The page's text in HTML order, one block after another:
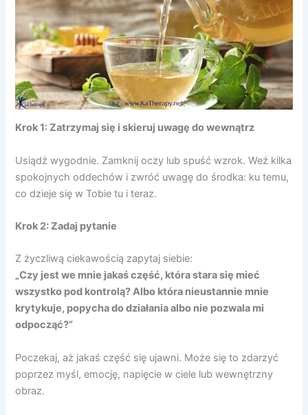
Krok 1: Zatrzymaj się i skieruj uwagę do wewnątrz
Usiądź wygodnie. Zamknij oczy lub spuść wzrok. Weź kilka
spokojnych oddechów i zwróć uwagę do środka: ku temu,
co dzieje się w Tobie tu i teraz.
Krok 2: Zadaj pytanie
Z życzliwą ciekawością zapytaj siebie:
„Czy jest we mnie jakaś część, która stara się mieć
wszystko pod kontrolą? Albo która nieustannie mnie
krytykuje, popycha do działania albo nie pozwala mi
odpocząć?”
Poczekaj, aż jakaś część się ujawni. Może się to zdarzyć
poprzez myśl, emocję, napięcie w ciele lub wewnętrzny
obraz.